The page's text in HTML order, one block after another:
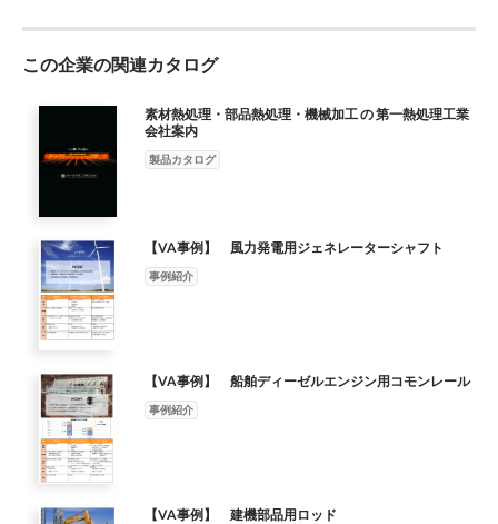
の削減 手配 供給できる国内メーカー無し ・パイプではなく、丸
の選択も可 ・丸棒により少ロット対応可 社内加工 加工方法等ユ
ーザーへの提案 BTA ・10m以上の長尺・深孔BTA加工 ・横持ち
の時間短縮 加工 （L/D＝200倍超の実績） ・仕上げまでの全工程
でも同芯度の確保 の向上 協力会社へ依頼 一熱の一貫管理 冷間
・幅広いネットワーク ・冷間引抜きにて製品形状へ加工 引抜 ・
仕上げ寸法を考慮した0.1㎜単位 での狙い値設定 バレル式連続
炉による熱処理 矯正、焼鈍工程の省略 熱処理 ・内部まで高強度
減 社内加工・協力会社へ依頼 寸法に合わせ最適な加工方法を提
案 内面 ・10m以上の長尺スカイビング加工 ・内径20.8㎜で10m
のパイプの全長 仕上げ （L/D=400倍超の実績） 内面粗度、R
ｚ3.2μm以下を実現 加工 ・ホーニングメーカーとの協力体制 社
内検査 社内での最終品質確認 非破壊 ・有資格者によるMT、UT
・コスト削減 検査 ・内視鏡による内面の全数検査 ・短納期対応
・ユーザーの立会検査も対応 端部 社内加工 社内での一貫製造 ネ
この企業の関連カタログ
素材熱処理・部品熱処理・機械加工 の 第一熱処理工業
会社案内
製品カタログ
【VA事例】 風力発電用ジェネレーターシャフト
事例紹介
【VA事例】 船舶ディーゼルエンジン用コモンレール
事例紹介
【VA事例】 建機部品用ロッド